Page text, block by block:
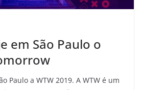
em São Paulo o
Paulo a WTW 2019. A WTW é um